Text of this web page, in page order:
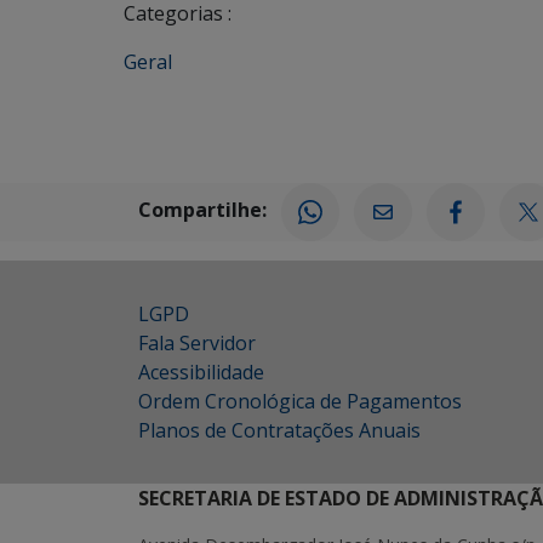
Categorias :
Geral
Compartilhe:
LGPD
Fala Servidor
Acessibilidade
Ordem Cronológica de Pagamentos
Planos de Contratações Anuais
SECRETARIA DE ESTADO DE